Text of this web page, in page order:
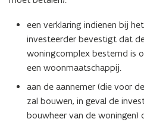
een verklaring indienen bij
investeerder bevestigt dat
woningcomplex bestemd is
een woonmaatschappij.
aan de aannemer (die voor
zal bouwen, in geval de
bouwheer van de woningen)